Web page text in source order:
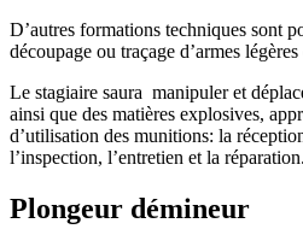
D’autres formations techniques sont
découpage ou traçage d’armes
Le stagiaire saura manipuler et
ainsi que des matières explosives,
d’utilisation des munitions: la
l’inspection, l’entretien et la réparation.
Plongeur démineur